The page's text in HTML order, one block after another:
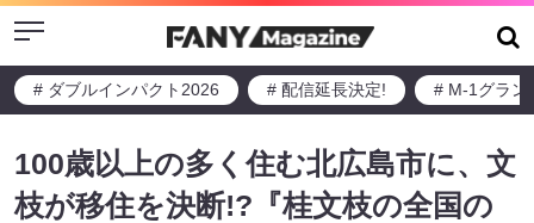
Menu
# ダブルインパクト2026 # 配信延長決定! # M-1グラン
100歳以上の多く住む北広島市に、文
枝が移住を決断!?『桂文枝の全国の